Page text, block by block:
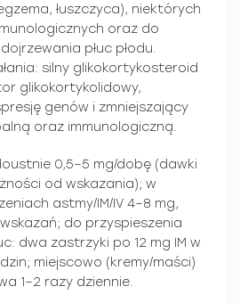
łuszczyca), niektórych
oraz do
płuc płodu.
silny glikokortykosteroid
glikokortykolidowy,
genów i zmniejszający
oraz immunologiczną.
0,5–5 mg/dobę (dawki
od wskazania); w
astmy/IM/IV 4–8 mg,
do przyspieszenia
dwa zastrzyki po 12 mg IM w
miejscowo (kremy/maści)
1–2 razy dziennie.